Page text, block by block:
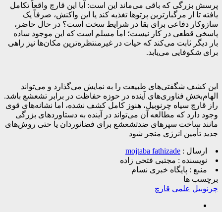
پرسش بزرگی که باقی می‌ماند این است: آیا این قارچ واقعاً تکامل
‌یافته تا از مرگبارترین پرتوها تغذیه کند یا این واکنش، صرفاً یک
سازوکار دفاعی برای بقا در شرایط سخت است؟ در حال حاضر،
پاسخی قطعی در کار نیست؛ اما مسلم است که این موجود ساده
بار دیگر ثابت می‌کند که حیات در غیرمنتظره‌ترین مکان‌ها نیز راهی
برای شکوفایی می‌یابد.
این کشف شگفتی‌های طبیعت را به نمایش می‌گذارد و می‌تواند
الهام‌بخش فناوری‌های آینده در حوزه حفاظت در برابر تشعشع باشد.
راز قارچ سیاه چرنوبیل، هنوز کامل کشف نشده، اما نشانه‌های قوی
وجود دارد که مطالعه آن می‌تواند در آینده به دستاوردهای بزرگی
مانند ساخت سپرهای ضدتشعشع برای فضانوردان یا حتی روش‌های
جدید تأمین انرژی منجر شود
ارسال : mojtaba fathizade
نویسنده : مجتبی فتحی زاده
منبع : پایگاه خبری نسام
برچسب ها
چرنوبیل علمی قارچ